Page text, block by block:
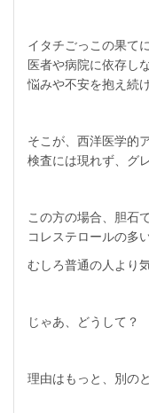
イタチごっこの果て
医者や病院に依存し
悩みや不安を抱え続
そこが、西洋医学的
検査には現れず、グ
この方の場合、胆石
コレステロールの多
むしろ普通の人より
じゃあ、どうして？
理由はもっと、別の